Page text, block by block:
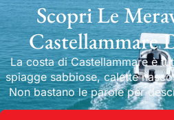
Scopri Le
Castellammare
La costa di Castellammare è
spiagge sabbiose, calette
Non bastano le parole per